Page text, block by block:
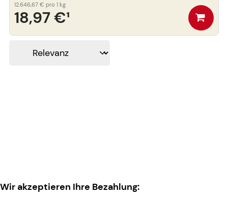
18,97 €¹
12.646,67 € pro 1 kg
Wir akzeptieren Ihre Bezahlung: